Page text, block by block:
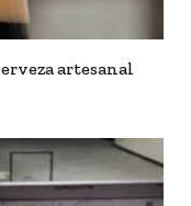
artesanal